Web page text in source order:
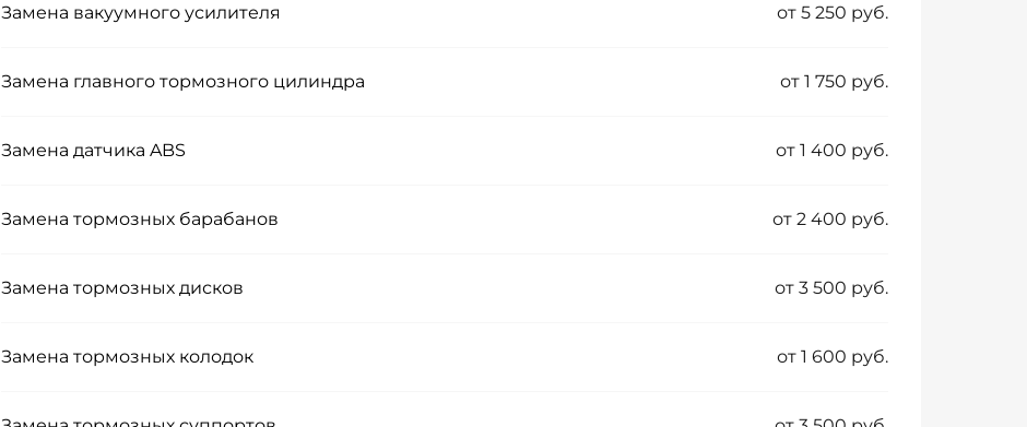
Замена вакуумного усилителя от 5 250 руб.
Замена главного тормозного цилиндра от 1 750 руб.
Замена датчика ABS от 1 400 руб.
Замена тормозных барабанов от 2 400 руб.
Замена тормозных дисков от 3 500 руб.
Замена тормозных колодок от 1 600 руб.